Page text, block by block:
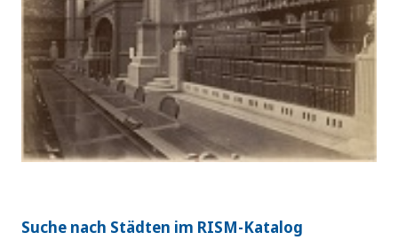
Suche nach Städten im RISM-Katalog